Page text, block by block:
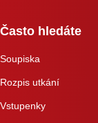
Často hledáte
Soupiska
Rozpis utkání
Vstupenky